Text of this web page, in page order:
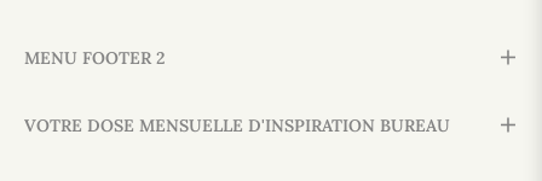
MENU FOOTER 2
VOTRE DOSE MENSUELLE D'INSPIRATION BUREAU